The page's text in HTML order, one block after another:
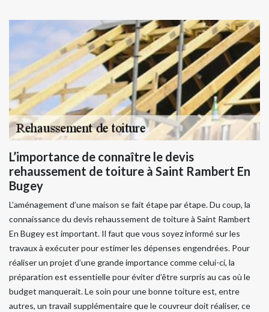
L’importance de connaître le devis
rehaussement de toiture à Saint Rambert En
Bugey
L’aménagement d’une maison se fait étape par étape. Du coup, la
connaissance du devis rehaussement de toiture à Saint Rambert
En Bugey est important. Il faut que vous soyez informé sur les
travaux à exécuter pour estimer les dépenses engendrées. Pour
réaliser un projet d’une grande importance comme celui-ci, la
préparation est essentielle pour éviter d’être surpris au cas où le
budget manquerait. Le soin pour une bonne toiture est, entre
autres, un travail supplémentaire que le couvreur doit réaliser, ce